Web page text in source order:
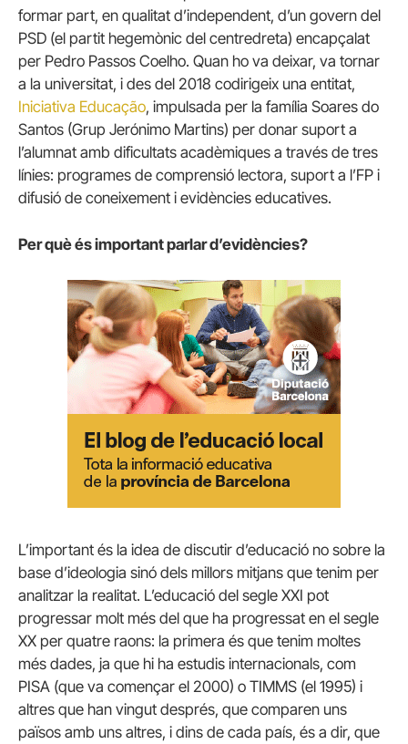
formar part, en qualitat d’independent, d’un govern del
PSD (el partit hegemònic del centredreta) encapçalat
per Pedro Passos Coelho. Quan ho va deixar, va tornar
a la universitat, i des del 2018 codirigeix una entitat,
Iniciativa Educação, impulsada per la família Soares do
Santos (Grup Jerónimo Martins) per donar suport a
l’alumnat amb dificultats acadèmiques a través de tres
línies: programes de comprensió lectora, suport a l’FP i
difusió de coneixement i evidències educatives.
Per què és important parlar d’evidències?
L’important és la idea de discutir d’educació no sobre la
base d’ideologia sinó dels millors mitjans que tenim per
analitzar la realitat. L’educació del segle XXI pot
progressar molt més del que ha progressat en el segle
XX per quatre raons: la primera és que tenim moltes
més dades, ja que hi ha estudis internacionals, com
PISA (que va començar el 2000) o TIMMS (el 1995) i
altres que han vingut després, que comparen uns
països amb uns altres, i dins de cada país, és a dir, que